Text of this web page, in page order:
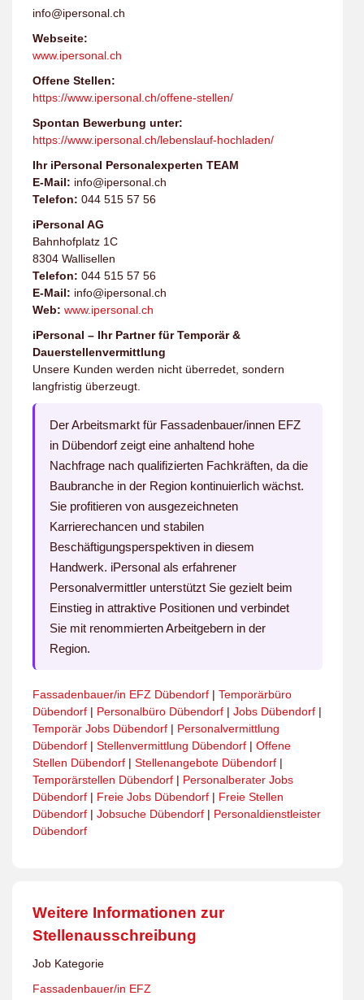
info@ipersonal.ch
Webseite:
www.ipersonal.ch
Offene Stellen:
https://www.ipersonal.ch/offene-stellen/
Spontan Bewerbung unter:
https://www.ipersonal.ch/lebenslauf-hochladen/
Ihr iPersonal Personalexperten TEAM
E-Mail: info@ipersonal.ch
Telefon: 044 515 57 56
iPersonal AG
Bahnhofplatz 1C
8304 Wallisellen
Telefon: 044 515 57 56
E-Mail: info@ipersonal.ch
Web: www.ipersonal.ch
iPersonal – Ihr Partner für Temporär &
Dauerstellenvermittlung
Unsere Kunden werden nicht überredet, sondern
langfristig überzeugt.
Der Arbeitsmarkt für Fassadenbauer/innen EFZ
in Dübendorf zeigt eine anhaltend hohe
Nachfrage nach qualifizierten Fachkräften, da die
Baubranche in der Region kontinuierlich wächst.
Sie profitieren von ausgezeichneten
Karrierechancen und stabilen
Beschäftigungsperspektiven in diesem
Handwerk. iPersonal als erfahrener
Personalvermittler unterstützt Sie gezielt beim
Einstieg in attraktive Positionen und verbindet
Sie mit renommierten Arbeitgebern in der
Region.
Fassadenbauer/in EFZ Dübendorf | Temporärbüro
Dübendorf | Personalbüro Dübendorf | Jobs Dübendorf |
Temporär Jobs Dübendorf | Personalvermittlung
Dübendorf | Stellenvermittlung Dübendorf | Offene
Stellen Dübendorf | Stellenangebote Dübendorf |
Temporärstellen Dübendorf | Personalberater Jobs
Dübendorf | Freie Jobs Dübendorf | Freie Stellen
Dübendorf | Jobsuche Dübendorf | Personaldienstleister
Dübendorf
Weitere Informationen zur
Stellenausschreibung
Job Kategorie
Fassadenbauer/in EFZ